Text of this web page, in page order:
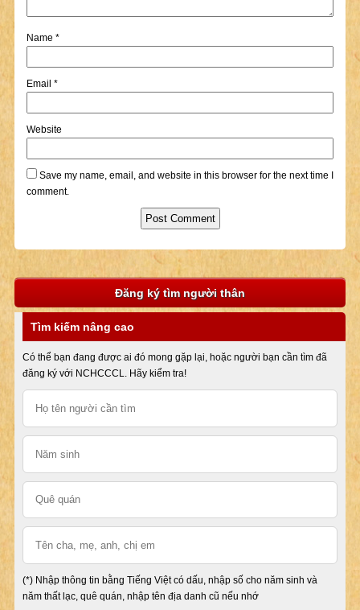
Name *
Email *
Website
Save my name, email, and website in this browser for the next time I
comment.
Đăng ký tìm người thân
Tìm kiếm nâng cao
Có thể bạn đang được ai đó mong gặp lại, hoặc người bạn cần tìm đã
đăng ký với NCHCCCL. Hãy kiểm tra!
(*) Nhập thông tin bằng Tiếng Việt có dấu, nhập số cho năm sinh và
năm thất lạc, quê quán, nhập tên địa danh cũ nếu nhớ